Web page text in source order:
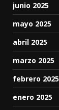
junio 2025
mayo 2025
abril 2025
marzo 2025
febrero 2025
enero 2025